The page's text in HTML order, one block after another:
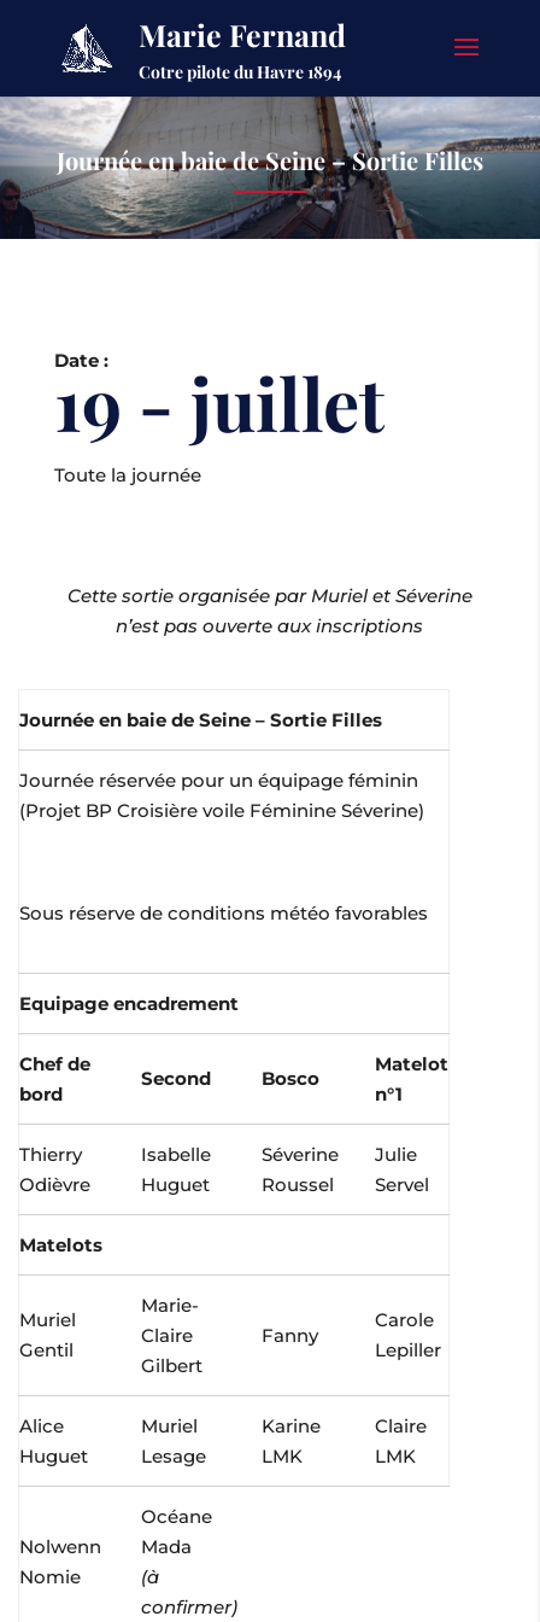
Marie Fernand
Cotre pilote du Havre 1894
Journée en baie de Seine – Sortie Filles
Date :
19 - juillet
Toute la journée
Cette sortie organisée par Muriel et Séverine
n’est pas ouverte aux inscriptions
Journée en baie de Seine – Sortie Filles
Journée réservée pour un équipage féminin
(Projet BP Croisière voile Féminine Séverine)
Sous réserve de conditions météo favorables
Equipage encadrement
Chef de
bord
Second Bosco
Matelot
n°1
Thierry
Odièvre
Isabelle
Huguet
Séverine
Roussel
Julie
Servel
Matelots
Muriel
Gentil
Marie-
Claire
Gilbert
Fanny
Carole
Lepiller
Alice
Huguet
Muriel
Lesage
Karine
LMK
Claire
LMK
Nolwenn
Nomie
Océane
Mada
(à
confirmer)